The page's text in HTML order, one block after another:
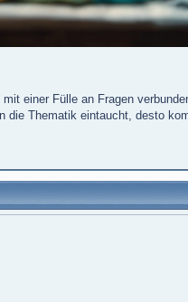
einer Fülle an Fragen
die Thematik eintaucht, desto